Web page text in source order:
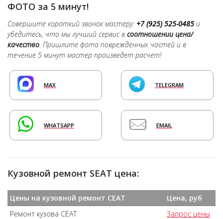
ФОТО за 5 минут!
Совершите короткий звонок мастеру: +7 (925) 525-0485 и
убедитесь, что мы лучший сервис в соотношении цена/
качество. Пришлите фото поврежденных частей и в
течение 5 минут мастер произведет расчет!
MAX TELEGRAM
WHATSAPP EMAIL
Кузовной ремонт SEAT цена:
Цены на кузовной ремонт СЕАТ
Цена, руб
Ремонт кузова СЕАТ
Запрос цены